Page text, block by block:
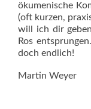
ökumenische
(oft kurzen,
will ich dir
Ros
doch endlich!
Martin Weyer